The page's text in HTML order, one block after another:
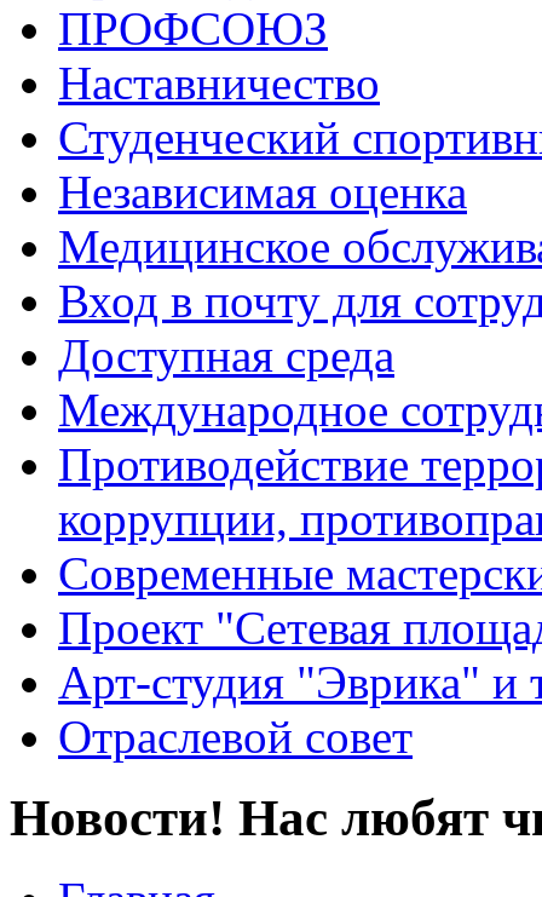
ПРОФСОЮЗ
Наставничество
Студенческий
Независимая оценка
Медицинское
Вход в почту для
Доступная среда
Международное
Противодействие
коррупции,
Современные
Проект "Сетевая
Арт-студия "Эврика" и
Отраслевой совет
Новости! Нас любят